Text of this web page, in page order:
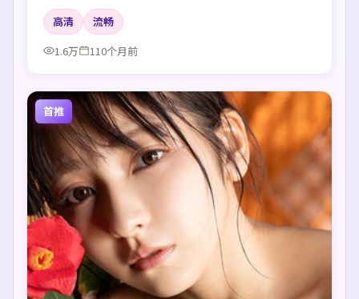
高清
流畅
1.6万
110个月前
首推